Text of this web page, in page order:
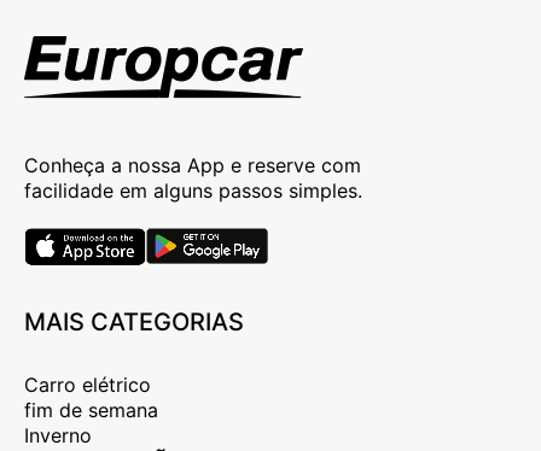
Conheça a nossa App e reserve com
facilidade em alguns passos simples.
MAIS CATEGORIAS
Carro elétrico
fim de semana
Inverno